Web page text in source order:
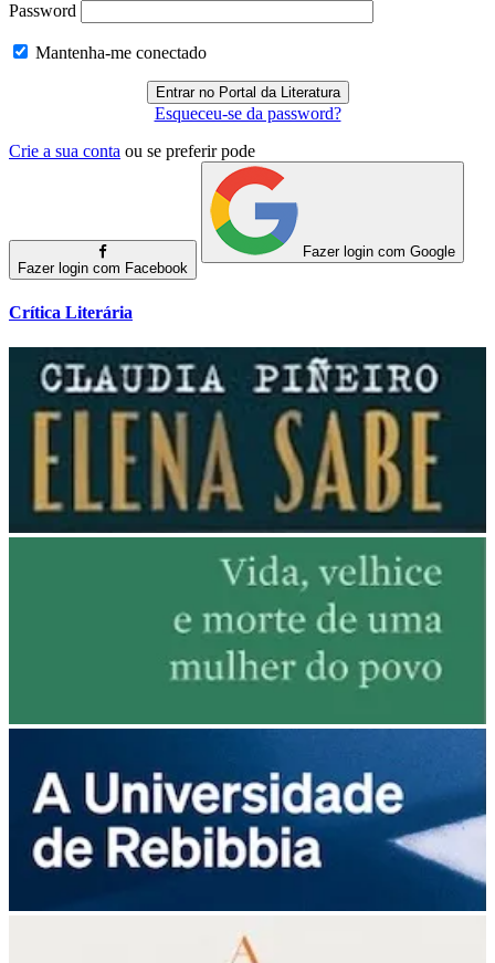
Password
Mantenha-me conectado
Esqueceu-se da password?
Crie a sua conta ou se preferir pode
Fazer login com Facebook
Fazer login com Google
Crítica Literária